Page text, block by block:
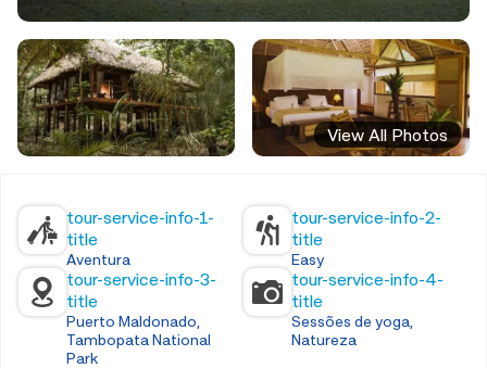
View All Photos
tour-service-info-1-
title
Aventura
tour-service-info-2-
title
Easy
tour-service-info-3-
title
Puerto Maldonado,
Tambopata National
Park
tour-service-info-4-
title
Sessões de yoga,
Natureza